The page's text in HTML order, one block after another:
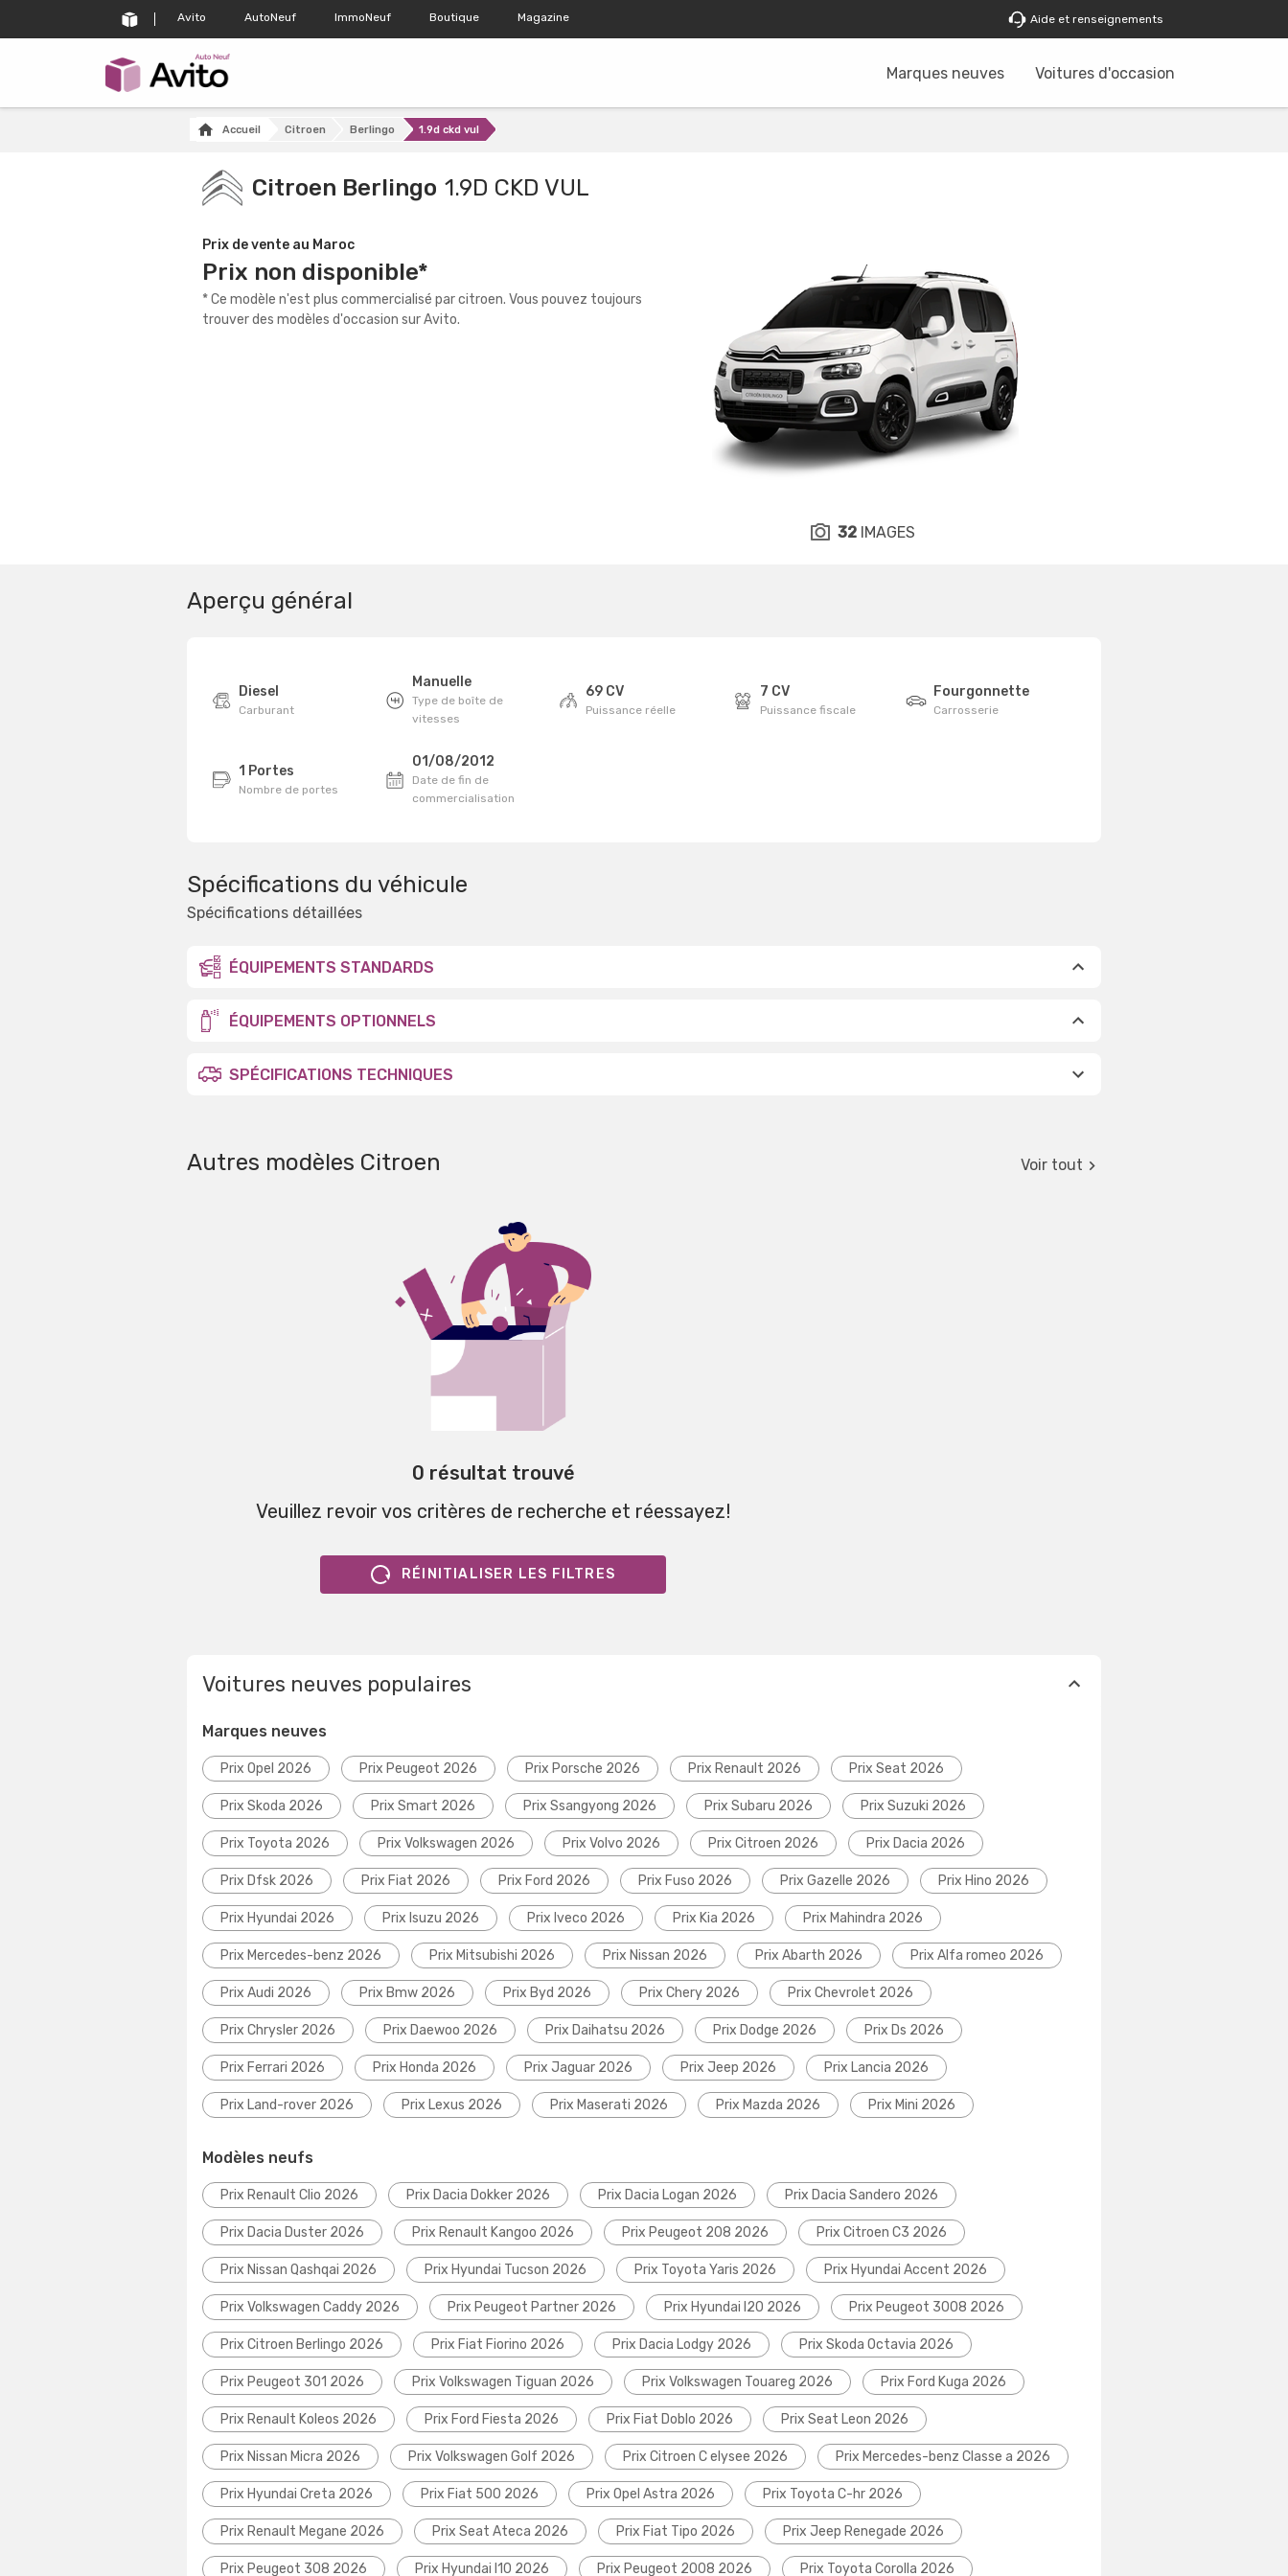
Avito AutoNeuf ImmoNeuf Boutique Magazine Aide et renseignements
Marques neuves Voitures d'occasion
Accueil Citroen Berlingo 1.9d ckd vul
Citroen Berlingo 1.9D CKD VUL
Prix de vente au Maroc
Prix non disponible*
* Ce modèle n'est plus commercialisé par citroen. Vous pouvez toujours
trouver des modèles d'occasion sur Avito.
32 IMAGES
Aperçu général
Diesel
Carburant
Manuelle
Type de boîte de
vitesses
69 CV
Puissance réelle
7 CV
Puissance fiscale
Fourgonnette
Carrosserie
1 Portes
Nombre de portes
01/08/2012
Date de fin de
commercialisation
Spécifications du véhicule
Spécifications détaillées
ÉQUIPEMENTS STANDARDS
ÉQUIPEMENTS OPTIONNELS
SPÉCIFICATIONS TECHNIQUES
Autres modèles Citroen Voir tout
0 résultat trouvé
Veuillez revoir vos critères de recherche et réessayez!
RÉINITIALISER LES FILTRES
Voitures neuves populaires
Marques neuves
Prix Opel 2026 Prix Peugeot 2026 Prix Porsche 2026 Prix Renault 2026 Prix Seat 2026
Prix Skoda 2026 Prix Smart 2026 Prix Ssangyong 2026 Prix Subaru 2026 Prix Suzuki 2026
Prix Toyota 2026 Prix Volkswagen 2026 Prix Volvo 2026 Prix Citroen 2026 Prix Dacia 2026
Prix Dfsk 2026 Prix Fiat 2026 Prix Ford 2026 Prix Fuso 2026 Prix Gazelle 2026 Prix Hino 2026
Prix Hyundai 2026 Prix Isuzu 2026 Prix Iveco 2026 Prix Kia 2026 Prix Mahindra 2026
Prix Mercedes-benz 2026 Prix Mitsubishi 2026 Prix Nissan 2026 Prix Abarth 2026 Prix Alfa romeo 2026
Prix Audi 2026 Prix Bmw 2026 Prix Byd 2026 Prix Chery 2026 Prix Chevrolet 2026
Prix Chrysler 2026 Prix Daewoo 2026 Prix Daihatsu 2026 Prix Dodge 2026 Prix Ds 2026
Prix Ferrari 2026 Prix Honda 2026 Prix Jaguar 2026 Prix Jeep 2026 Prix Lancia 2026
Prix Land-rover 2026 Prix Lexus 2026 Prix Maserati 2026 Prix Mazda 2026 Prix Mini 2026
Modèles neufs
Prix Renault Clio 2026 Prix Dacia Dokker 2026 Prix Dacia Logan 2026 Prix Dacia Sandero 2026
Prix Dacia Duster 2026 Prix Renault Kangoo 2026 Prix Peugeot 208 2026 Prix Citroen C3 2026
Prix Nissan Qashqai 2026 Prix Hyundai Tucson 2026 Prix Toyota Yaris 2026 Prix Hyundai Accent 2026
Prix Volkswagen Caddy 2026 Prix Peugeot Partner 2026 Prix Hyundai I20 2026 Prix Peugeot 3008 2026
Prix Citroen Berlingo 2026 Prix Fiat Fiorino 2026 Prix Dacia Lodgy 2026 Prix Skoda Octavia 2026
Prix Peugeot 301 2026 Prix Volkswagen Tiguan 2026 Prix Volkswagen Touareg 2026 Prix Ford Kuga 2026
Prix Renault Koleos 2026 Prix Ford Fiesta 2026 Prix Fiat Doblo 2026 Prix Seat Leon 2026
Prix Nissan Micra 2026 Prix Volkswagen Golf 2026 Prix Citroen C elysee 2026 Prix Mercedes-benz Classe a 2026
Prix Hyundai Creta 2026 Prix Fiat 500 2026 Prix Opel Astra 2026 Prix Toyota C-hr 2026
Prix Renault Megane 2026 Prix Seat Ateca 2026 Prix Fiat Tipo 2026 Prix Jeep Renegade 2026
Prix Peugeot 308 2026 Prix Hyundai I10 2026 Prix Peugeot 2008 2026 Prix Toyota Corolla 2026